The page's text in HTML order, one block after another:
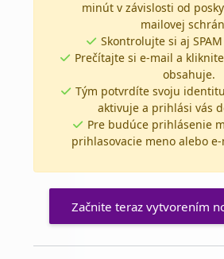
minút v závislosti od
mailovej
Skontrolujte si aj
Prečítajte si e-mail a
obsahuje.
Tým potvrdíte svoju
aktivuje a prihlási vás
Pre budúce prihlásenie
prihlasovacie meno alebo
Začnite teraz vytvorením